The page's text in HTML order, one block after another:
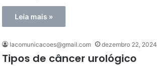
Leia mais »
lacomunicacoes@gmail.com dezembro 22, 2024
Tipos de câncer urológico